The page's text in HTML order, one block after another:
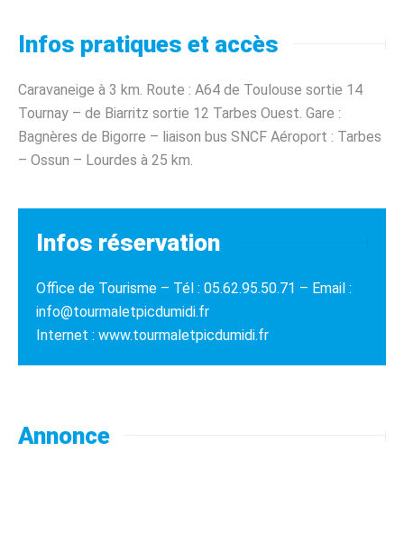
Infos pratiques et accès
Caravaneige à 3 km. Route : A64 de Toulouse sortie 14
Tournay – de Biarritz sortie 12 Tarbes Ouest. Gare :
Bagnères de Bigorre – liaison bus SNCF Aéroport : Tarbes
– Ossun – Lourdes à 25 km.
Infos réservation
Office de Tourisme – Tél : 05.62.95.50.71 – Email :
info@tourmaletpicdumidi.fr
Internet : www.tourmaletpicdumidi.fr
Annonce